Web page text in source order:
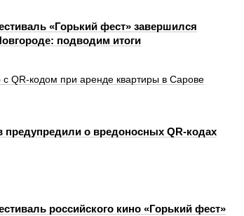
«Горький фест» завершился
подводим итоги
QR‑кодом при аренде квартиры в Сарове
предупредили о вредоносных QR-кодах
российского кино «Горький фест»